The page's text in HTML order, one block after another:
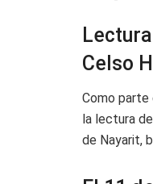
Celso
Como parte
la lectura
de Nayarit,